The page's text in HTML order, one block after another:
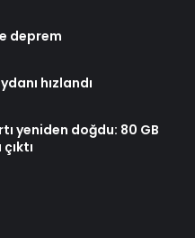
deprem
hızlandı
yeniden doğdu: 80 GB